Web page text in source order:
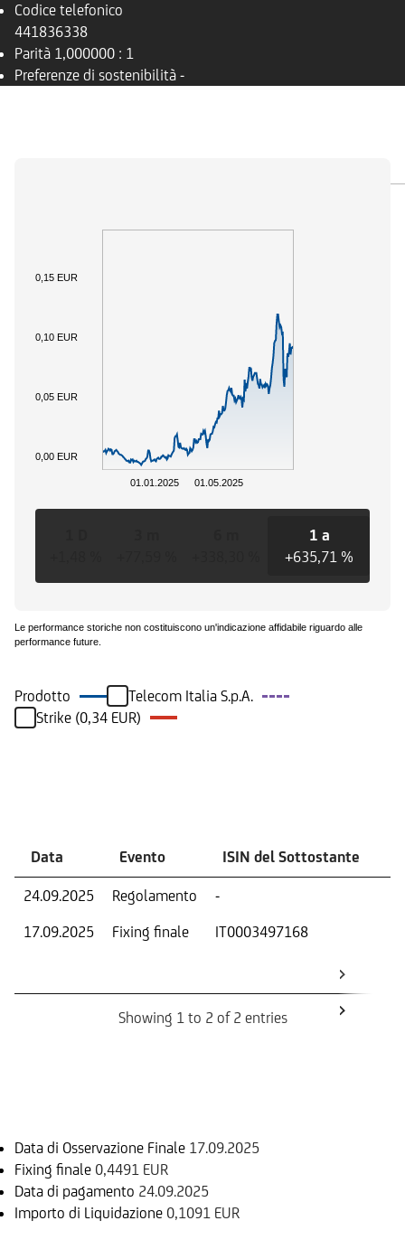
Codice telefonico
441836338
Parità 1,000000 : 1
Preferenze di sostenibilità -
01.01.2025 01.05.2025
0,00 EUR
0,05 EUR
0,10 EUR
0,15 EUR
1 a
+635,71 %
Le performance storiche non costituiscono un'indicazione affidabile riguardo alle
performance future.
Prodotto
Telecom Italia S.p.A.
Strike (0,34 EUR)
Data Evento ISIN del Sottostante
24.09.2025 Regolamento -
17.09.2025
Fixing finale IT0003497168
Showing 1 to 2 of 2 entries
Data di Osservazione Finale 17.09.2025
Fixing finale 0,4491 EUR
Data di pagamento 24.09.2025
Importo di Liquidazione 0,1091 EUR